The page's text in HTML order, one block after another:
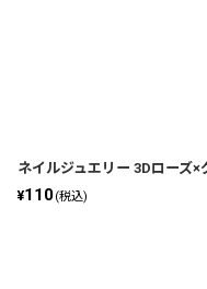
ネイルジュエリー 3Dローズ×
¥110(税込)